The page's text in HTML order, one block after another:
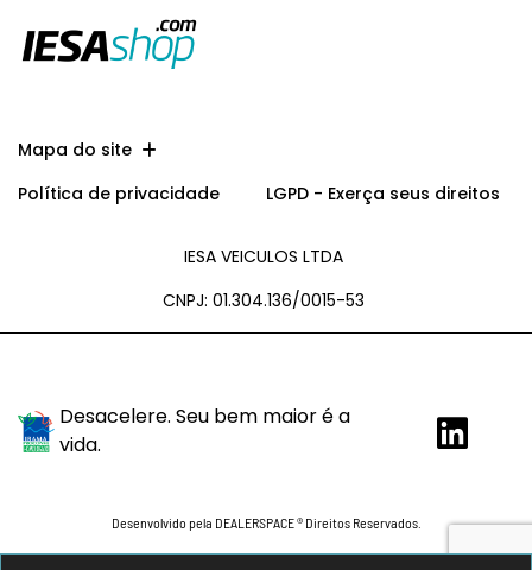
Mapa do site
Política de privacidade
LGPD - Exerça seus direitos
IESA VEICULOS LTDA
CNPJ: 01.304.136/0015-53
Desacelere. Seu bem maior é a
vida.
Desenvolvido pela DEALERSPACE ® Direitos Reservados.